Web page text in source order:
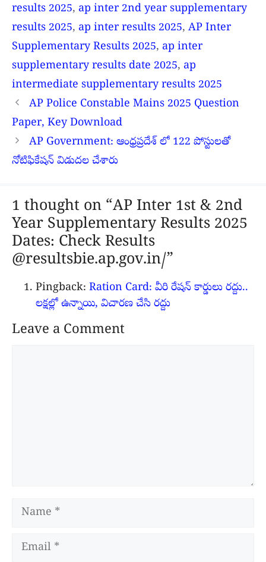
results 2025, ap inter 2nd year supplementary
results 2025, ap inter results 2025, AP Inter
Supplementary Results 2025, ap inter
supplementary results date 2025, ap
intermediate supplementary results 2025
AP Police Constable Mains 2025 Question
Paper, Key Download
AP Government: ఆంధ్రప్రదేశ్ లో 122 పోస్టులతో
నోటిఫికేషన్ విడుదల చేశారు
1 thought on “AP Inter 1st & 2nd
Year Supplementary Results 2025
Dates: Check Results
@resultsbie.ap.gov.in/”
Pingback: Ration Card: వీరి రేషన్ కార్డులు రద్దు..
లక్షల్లో ఉన్నాయి, విచారణ చేసి రద్దు
Leave a Comment
Name
Email